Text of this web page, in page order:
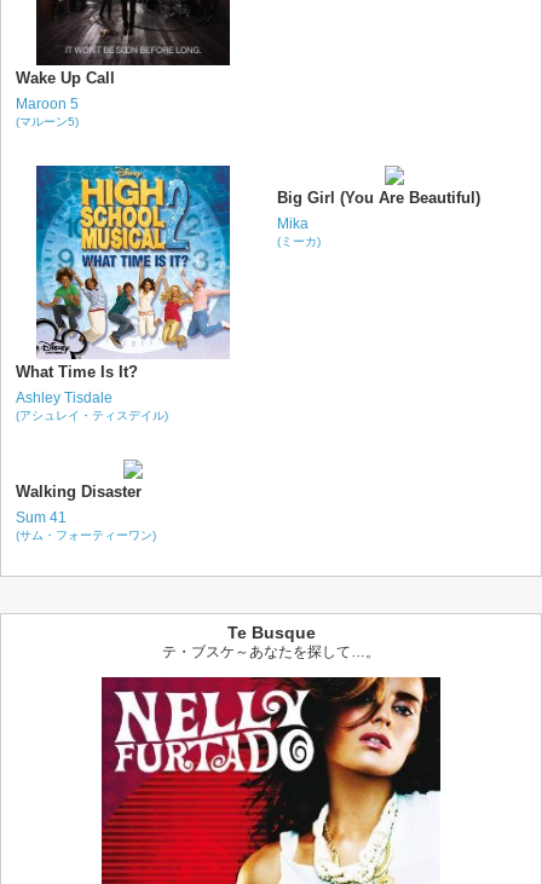
Wake Up Call
Maroon 5
(マルーン5)
What Time Is It?
Ashley Tisdale
(アシュレイ・ティスデイル)
Big Girl (You Are Beautiful)
Mika
(ミーカ)
Walking Disaster
Sum 41
(サム・フォーティーワン)
Te Busque
テ・ブスケ～あなたを探して…。